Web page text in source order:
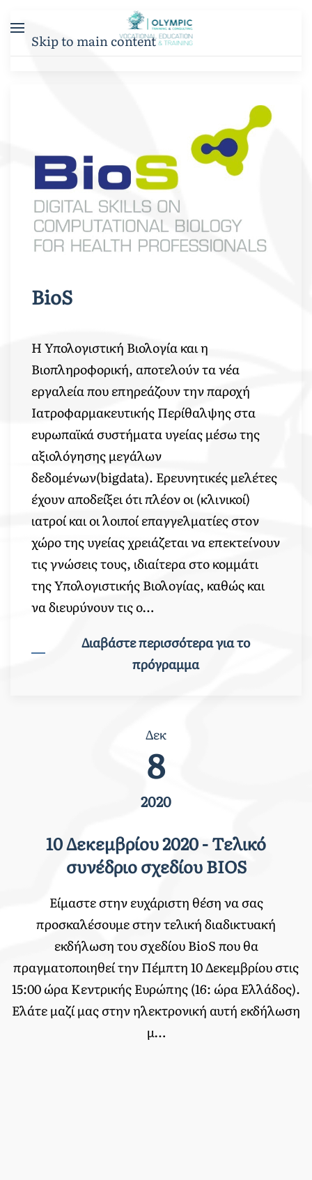
Skip to main content
BioS
Η Υπολογιστική Βιολογία και η
Βιοπληροφορική, αποτελούν τα νέα
εργαλεία που επηρεάζουν την παροχή
Ιατροφαρμακευτικής Περίθαλψης στα
ευρωπαϊκά συστήματα υγείας μέσω της
αξιολόγησης μεγάλων
δεδομένων(bigdata). Ερευνητικές μελέτες
έχουν αποδείξει ότι πλέον οι (κλινικοί)
ιατροί και οι λοιποί επαγγελματίες στον
χώρο της υγείας χρειάζεται να επεκτείνουν
τις γνώσεις τους, ιδιαίτερα στο κομμάτι
της Υπολογιστικής Βιολογίας, καθώς και
να διευρύνουν τις ο…
Διαβάστε περισσότερα για το
πρόγραμμα
Δεκ
8
2020
10 Δεκεμβρίου 2020 - Τελικό
συνέδριο σχεδίου BIOS
Είμαστε στην ευχάριστη θέση να σας
προσκαλέσουμε στην τελική διαδικτυακή
εκδήλωση του σχεδίου BioS που θα
πραγματοποιηθεί την Πέμπτη 10 Δεκεμβρίου στις
15:00 ώρα Κεντρικής Ευρώπης (16: ώρα Ελλάδος).
Ελάτε μαζί μας στην ηλεκτρονική αυτή εκδήλωση
μ…